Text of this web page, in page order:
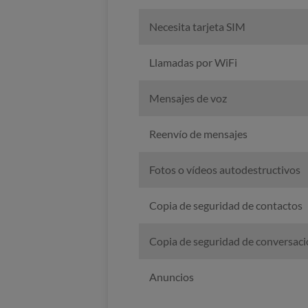
Necesita tarjeta SIM
Llamadas por WiFi
Mensajes de voz
Reenvío de mensajes
Fotos o vídeos autodestructivos
Copia de seguridad de contactos
Copia de seguridad de
Anuncios